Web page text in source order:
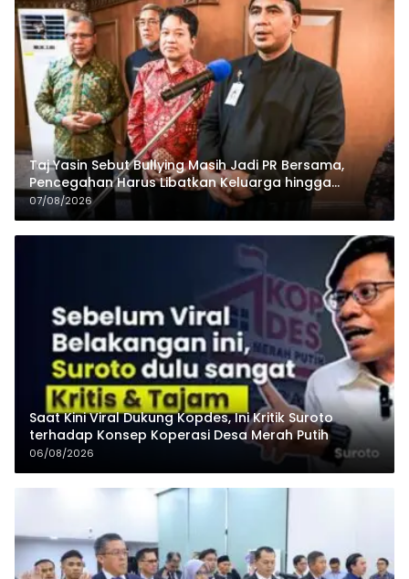
Taj Yasin Sebut Bullying Masih Jadi PR Bersama,
Pencegahan Harus Libatkan Keluarga hingga
Pesantren
07/08/2026
Saat Kini Viral Dukung Kopdes, Ini Kritik Suroto
terhadap Konsep Koperasi Desa Merah Putih
06/08/2026